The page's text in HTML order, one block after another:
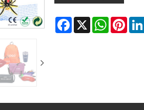
Facebook
X WhatsApp